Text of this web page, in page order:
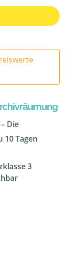
Die
10 Tagen
3